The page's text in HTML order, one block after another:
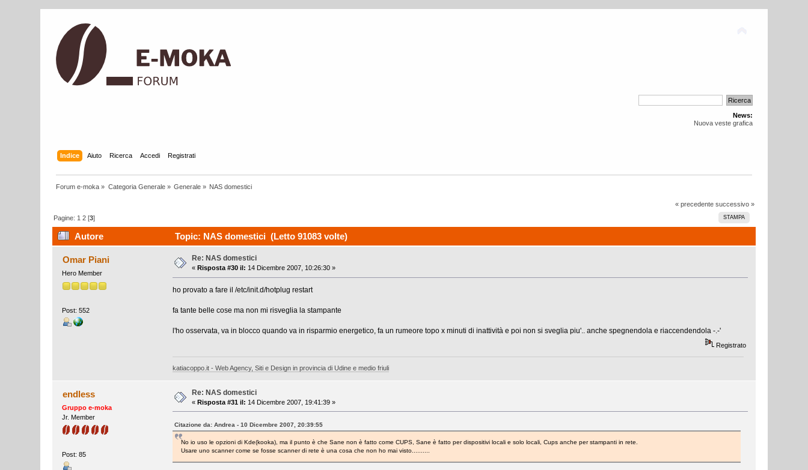
News:
Nuova veste grafica
Indice Aiuto Ricerca Accedi Registrati
Forum e-moka » Categoria Generale» Generale » NAS domestici
« precedente successivo »
STAMPA
Pagine: 1 2 [3]
Autore Topic: NAS domestici (Letto 91083 volte)
Omar Piani
Hero Member
Post: 552
Re: NAS domestici
« Risposta #30 il: 14 Dicembre 2007, 10:26:30 »
ho provato a fare il /etc/init.d/hotplug restart
fa tante belle cose ma non mi risveglia la stampante
l'ho osservata, va in blocco quando va in risparmio energetico, fa un rumeore topo x minuti di inattività e poi non si sveglia piu'.. anche spegnendola e riaccendendola -.-'
Registrato
katiacoppo.it - Web Agency, Siti e Design in provincia di Udine e medio friuli
endless
Gruppo e-moka
Jr. Member
Post: 85
Re: NAS domestici
«Risposta #31 il: 14 Dicembre 2007, 19:41:39 »
Citazione da: Andrea - 10 Dicembre 2007, 20:39:55
No io uso le opzioni di Kde(kooka), ma il punto è che Sane non è fatto come CUPS, Sane è fatto per dispositivi locali e solo locali, Cups anche per stampanti in rete.
Usare uno scanner come se fosse scanner di rete è una cosa che non ho mai visto..........